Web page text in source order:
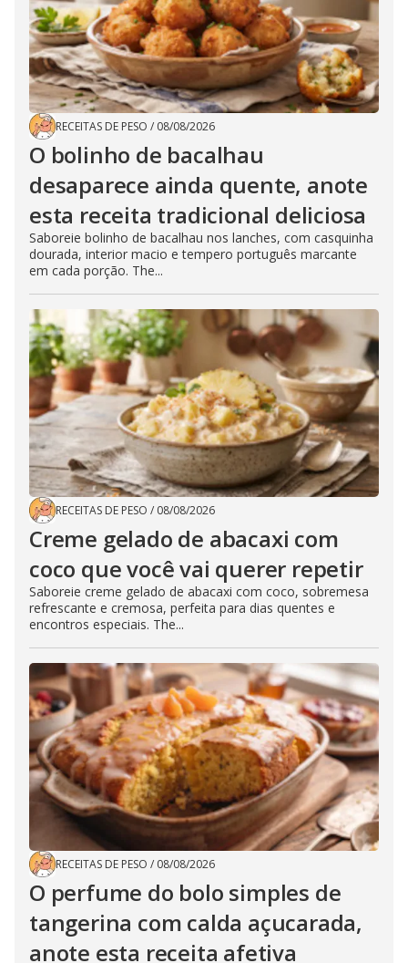
RECEITAS DE PESO / 08/08/2026
O bolinho de bacalhau
desaparece ainda quente, anote
esta receita tradicional deliciosa
Saboreie bolinho de bacalhau nos lanches, com casquinha
dourada, interior macio e tempero português marcante
em cada porção. The...
RECEITAS DE PESO / 08/08/2026
Creme gelado de abacaxi com
coco que você vai querer repetir
Saboreie creme gelado de abacaxi com coco, sobremesa
refrescante e cremosa, perfeita para dias quentes e
encontros especiais. The...
RECEITAS DE PESO / 08/08/2026
O perfume do bolo simples de
tangerina com calda açucarada,
anote esta receita afetiva